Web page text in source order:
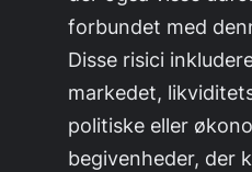
forbundet med
Disse risici
markedet,
politiske eller
begivenheder, der